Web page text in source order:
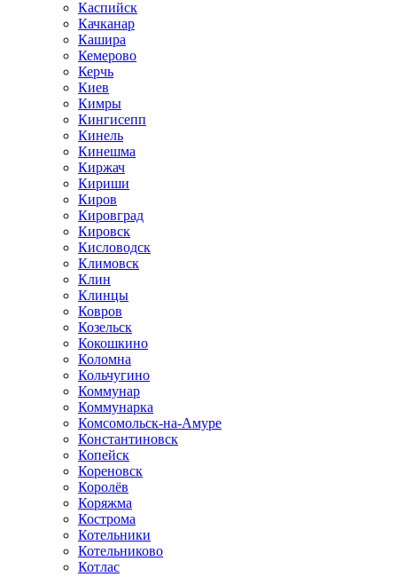
Каспийск
Качканар
Кашира
Кемерово
Керчь
Киев
Кимры
Кингисепп
Кинель
Кинешма
Киржач
Кириши
Киров
Кировград
Кировск
Кисловодск
Климовск
Клин
Клинцы
Ковров
Козельск
Кокошкино
Коломна
Кольчугино
Коммунар
Коммунарка
Комсомольск-на-Амуре
Константиновск
Копейск
Кореновск
Королёв
Коряжма
Кострома
Котельники
Котельниково
Котлас